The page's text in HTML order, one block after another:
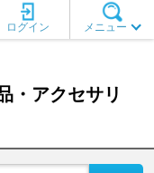
メニュー
ログイン
・アクセサリ